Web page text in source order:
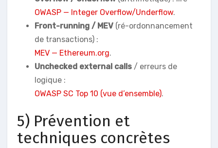
OWASP — Integer Overflow/Underflow.
Front-running / MEV (ré-ordonnancement
de transactions) :
MEV — Ethereum.org.
Unchecked external calls / erreurs de
logique :
OWASP SC Top 10 (vue d’ensemble).
5) Prévention et
techniques concrètes